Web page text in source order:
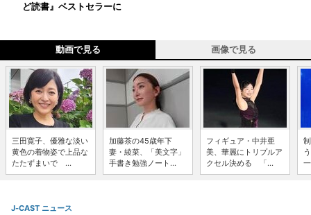
ど読書』ベストセラーに
動画で見る 画像で見る
三田寛子、優雅な淡い
黄色の着物姿で上品な
たたずまいで ...
加藤茶の45歳年下
妻・綾菜、「美文字」
手書き勉強ノート...
フィギュア・中井亜
美、華麗にトリプルア
クセル決める 「...
J-CAST ニュース